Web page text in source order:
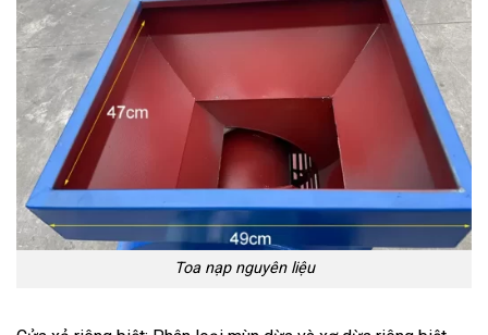
Toa nạp nguyên liệu